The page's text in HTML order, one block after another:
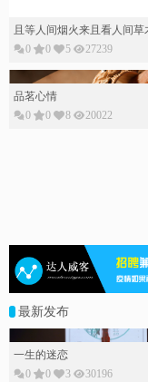
且等人间烟火来且看人间草
0
0 5 27239
品茗心情
0
0 8 20022
最新发布
一生的迷恋
0
0 3 30196